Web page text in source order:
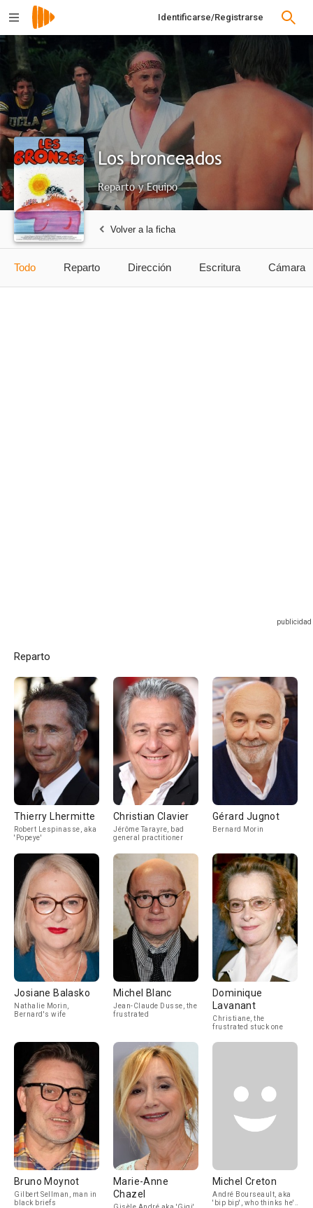
Identificarse/Registrarse
Los bronceados
Reparto y Equipo
Volver a la ficha
Todo Reparto Dirección Escritura Cámara
Reparto
Thierry Lhermitte
Robert Lespinasse, aka
'Popeye'
Christian Clavier
Jérôme Tarayre, bad
general practitioner
Gérard Jugnot
Bernard Morin
Josiane Balasko
Nathalie Morin,
Bernard's wife
Michel Blanc
Jean-Claude Dusse, the
frustrated
Dominique
Lavanant
Christiane, the
frustrated stuck one
Bruno Moynot
Gilbert Sellman, man in
black briefs
Marie-Anne
Chazel
Michel Creton
André Bourseault, aka
'bip bip', who thinks he's